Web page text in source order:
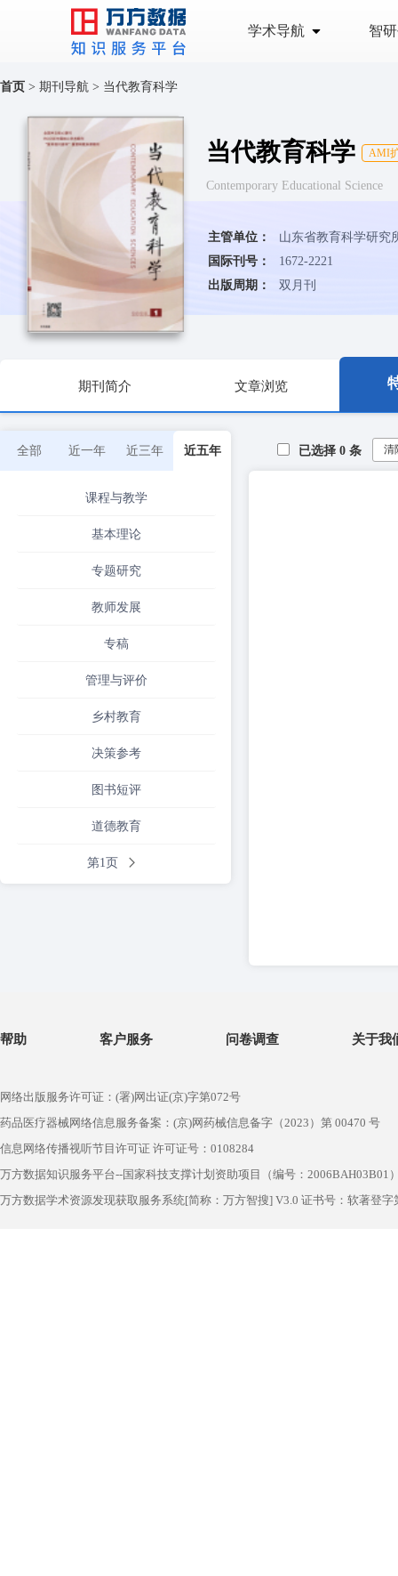
学术导航 智
首页 > 期刊导航 > 当代教育科学
当代教育科学 AMI
Contemporary Educational Science
主管单位：
山东省教育科学研究
国际刊号：
1672-2221
出版周期：
双月刊
期刊简介 文章浏览
全部 近一年 近三年 近五年
课程与教学
基本理论
专题研究
教师发展
专稿
管理与评价
乡村教育
决策参考
图书短评
道德教育
第1页
已选择 0 条 清
帮助 客户服务 问卷调查 关于我
网络出版服务许可证：(署)网出证(京)字第072号
药品医疗器械网络信息服务备案：(京)网药械信息备字（2023）第 00470 号
信息网络传播视听节目许可证 许可证号：0108284
万方数据知识服务平台--国家科技支撑计划资助项目（编号：2006BAH03B01
万方数据学术资源发现获取服务系统[简称：万方智搜] V3.0 证书号：软著登字